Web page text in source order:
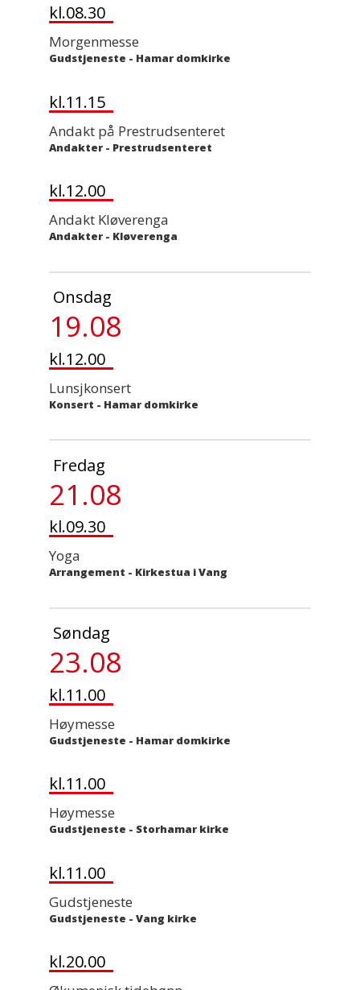
kl.08.30
Morgenmesse
Gudstjeneste - Hamar domkirke
kl.11.15
Andakt på Prestrudsenteret
Andakter - Prestrudsenteret
kl.12.00
Andakt Kløverenga
Andakter - Kløverenga
Onsdag
19.08
kl.12.00
Lunsjkonsert
Konsert - Hamar domkirke
Fredag
21.08
kl.09.30
Yoga
Arrangement - Kirkestua i Vang
Søndag
23.08
kl.11.00
Høymesse
Gudstjeneste - Hamar domkirke
kl.11.00
Høymesse
Gudstjeneste - Storhamar kirke
kl.11.00
Gudstjeneste
Gudstjeneste - Vang kirke
kl.20.00